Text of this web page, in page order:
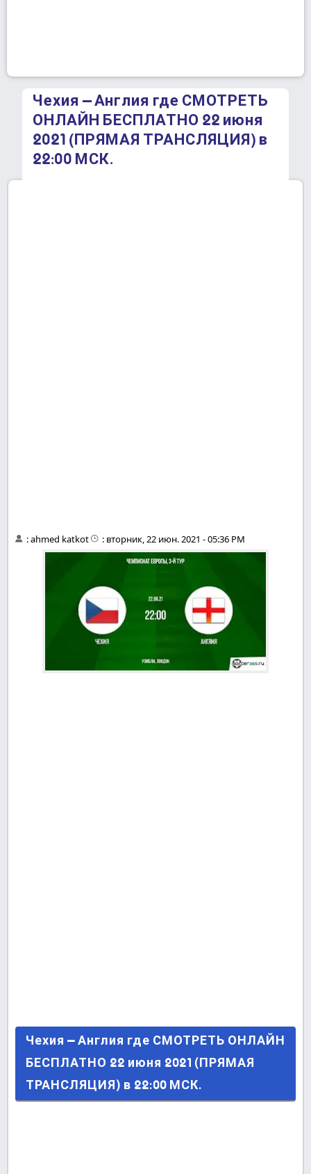
Чехия – Англия где СМОТРЕТЬ
ОНЛАЙН БЕСПЛАТНО 22 июня
2021 (ПРЯМАЯ ТРАНСЛЯЦИЯ) в
22:00 МСК.
:ahmed katkot : вторник, 22 июн. 2021 - 05:36 PM
Чехия – Англия где СМОТРЕТЬ ОНЛАЙН
БЕСПЛАТНО 22 июня 2021 (ПРЯМАЯ
ТРАНСЛЯЦИЯ) в 22:00 МСК.
Чехия – Англия где СМОТРЕТЬ ОНЛАЙН
БЕСПЛАТНО 22 июня 2021 (ПРЯМАЯ
ТРАНСЛЯЦИЯ) в 22:00 МСК.